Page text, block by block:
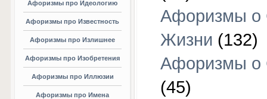
Афоризмы про Идеологию
Афоризмы про Известность
Афоризмы про Излишнее
Афоризмы про Изобретения
Афоризмы про Иллюзии
Афоризмы про Имена
Афоризмы о
Жизни (132)
Афоризмы о
(45)